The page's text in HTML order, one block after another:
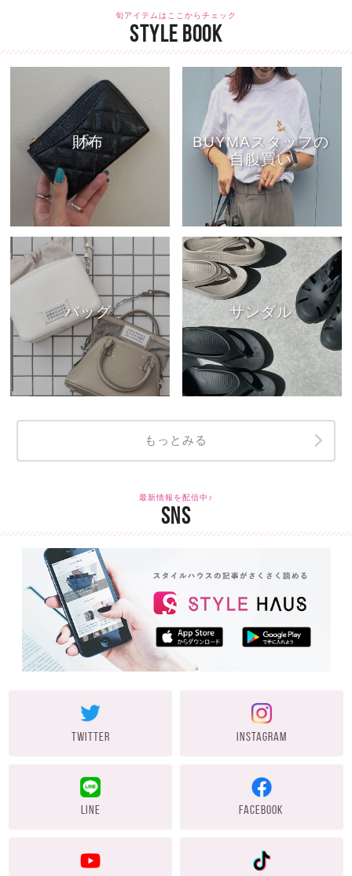
旬アイテムはここからチェック
STYLE BOOK
財布
BUYMAスタッフの
自腹買い
バッグ サンダル
もっとみる
最新情報を配信中♪
SNS
TWITTER INSTAGRAM
LINE FACEBOOK